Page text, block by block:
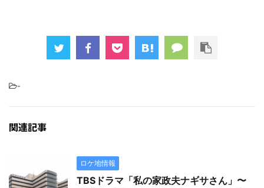
-
関連記事
ロケ地情報
TBSドラマ「私の家政夫ナギサさん」〜